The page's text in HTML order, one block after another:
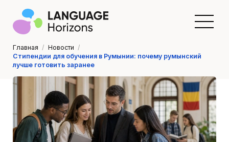
Главная / Новости /
Стипендии для обучения в Румынии: почему румынский
лучше готовить заранее